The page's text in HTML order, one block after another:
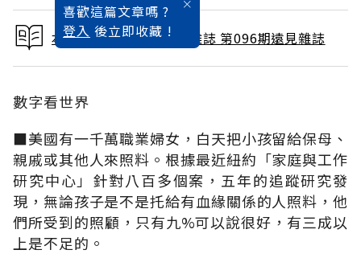
喜歡這篇文章嗎 ?
登入 後立即收藏 !
本文出自 1994 / 6月號雜誌 第096期遠見雜誌
數字看世界
■美國有一千萬職業婦女，白天把小孩留給保母、
親戚或其他人來照料。根據最近紐約「家庭與工作
研究中心」針對八百多個案，五年的追蹤研究發
現，無論孩子是不是托給有血緣關係的人照料，他
們所受到的照顧，只有九%可以說很好，有三成以
上是不足的。